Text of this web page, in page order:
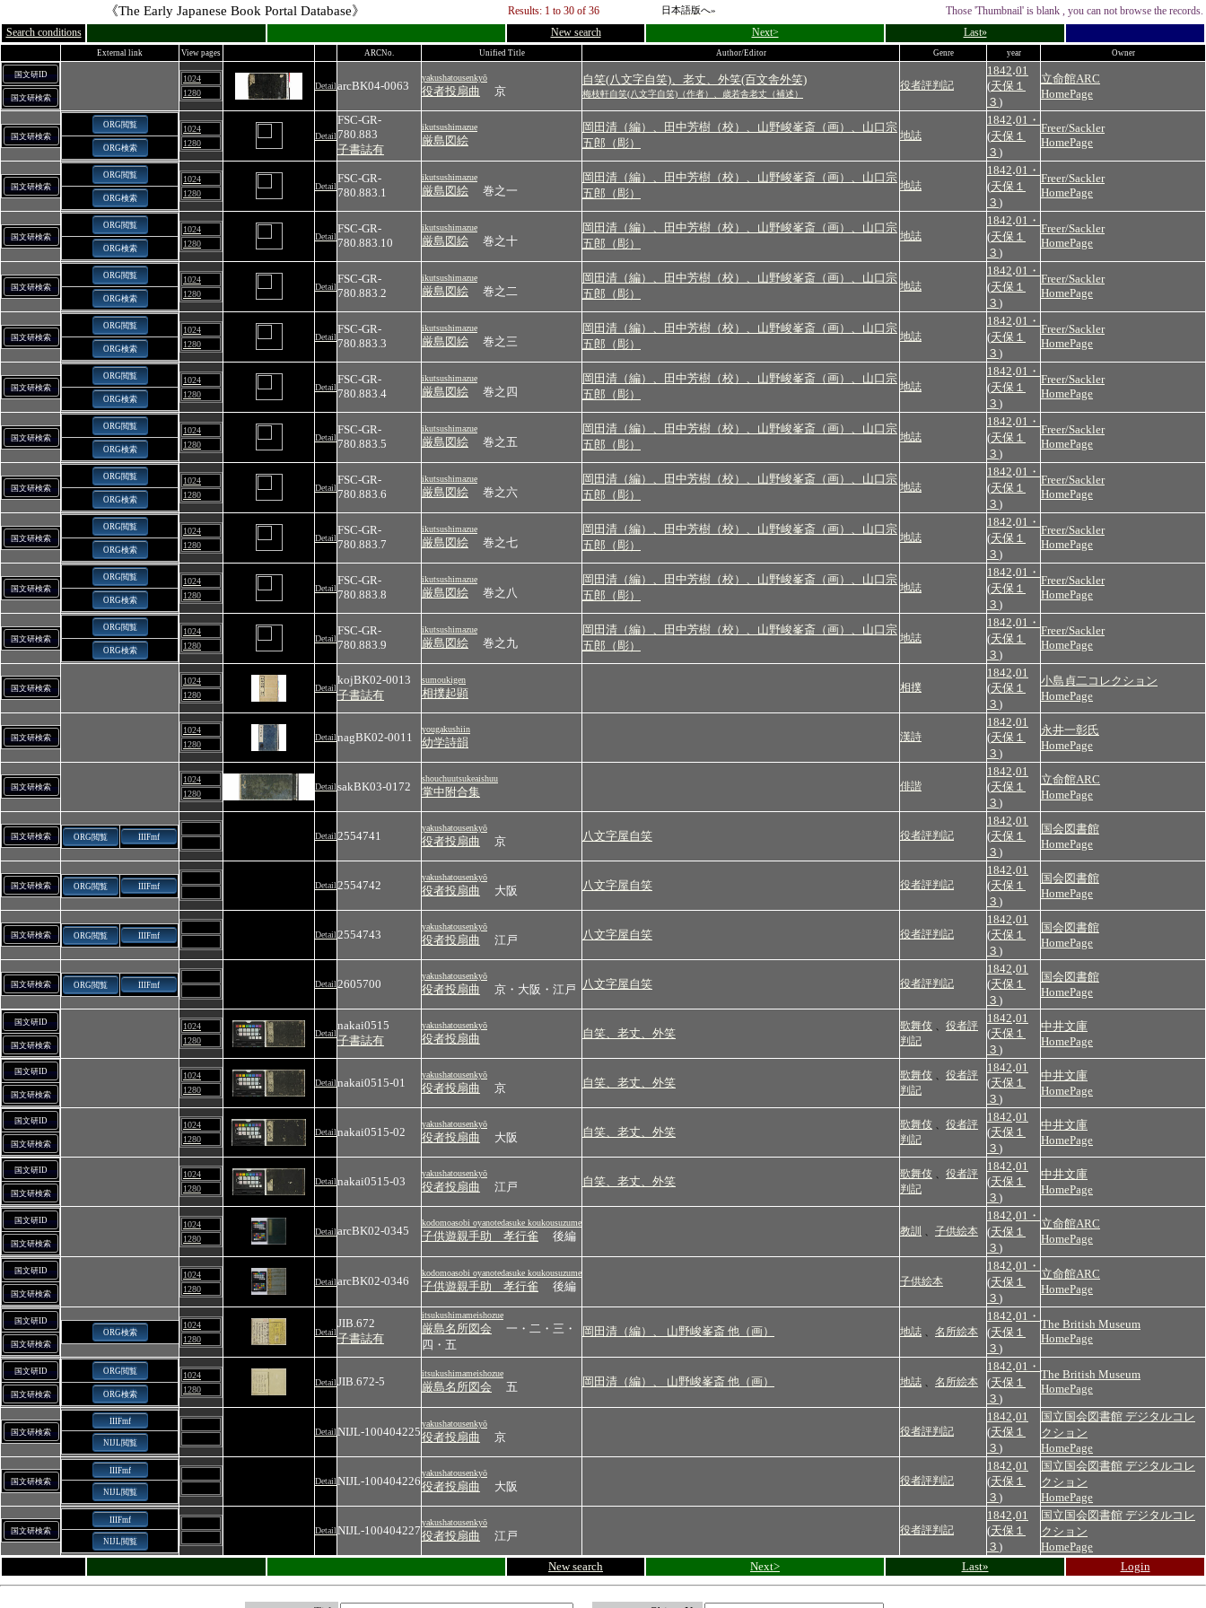
《The Early Japanese Book Portal Database》 Results: 1 to 30 of 36 日本語版へ»
Those 'Thumbnail' is blank , you can not browse the records.
Search conditions
New search Next> Last»
External link View pages ARCNo. Unified Title Author/Editor Genre year Owner
国文研ID
国文研検索
1024
1280
DetailarcBK04-0063
yakushatousenkyō
役者投扇曲 京
自笑(八文字自笑)、老丈、外笑(百文舎外笑)
梅枝軒自笑(八文字自笑)（作者）、歳若舎老丈（補述）
役者評判記
1842.01
(天保１
３ )
立命館ARC
HomePage
国文研検索
ORG閲覧
ORG検索
1024
1280
Detail
FSC-GR-
780.883
子書誌有
ikutsushimazue
厳島図絵
岡田清（編）、田中芳樹（校）、山野峻峯斎（画）、山口宗
五郎（彫）
地誌
1842.01・
(天保１
３ )
Freer/Sackler
HomePage
国文研検索
ORG閲覧
ORG検索
1024
1280
Detail
FSC-GR-
780.883.1
ikutsushimazue
厳島図絵 巻之一
岡田清（編）、田中芳樹（校）、山野峻峯斎（画）、山口宗
五郎（彫）
地誌
1842.01・
(天保１
３ )
Freer/Sackler
HomePage
国文研検索
ORG閲覧
ORG検索
1024
1280
Detail
FSC-GR-
780.883.10
ikutsushimazue
厳島図絵 巻之十
岡田清（編）、田中芳樹（校）、山野峻峯斎（画）、山口宗
五郎（彫）
地誌
1842.01・
(天保１
３ )
Freer/Sackler
HomePage
国文研検索
ORG閲覧
ORG検索
1024
1280
Detail
FSC-GR-
780.883.2
ikutsushimazue
厳島図絵 巻之二
岡田清（編）、田中芳樹（校）、山野峻峯斎（画）、山口宗
五郎（彫）
地誌
1842.01・
(天保１
３ )
Freer/Sackler
HomePage
国文研検索
ORG閲覧
ORG検索
1024
1280
Detail
FSC-GR-
780.883.3
ikutsushimazue
厳島図絵 巻之三
岡田清（編）、田中芳樹（校）、山野峻峯斎（画）、山口宗
五郎（彫）
地誌
1842.01・
(天保１
３ )
Freer/Sackler
HomePage
国文研検索
ORG閲覧
ORG検索
1024
1280
Detail
FSC-GR-
780.883.4
ikutsushimazue
厳島図絵 巻之四
岡田清（編）、田中芳樹（校）、山野峻峯斎（画）、山口宗
五郎（彫）
地誌
1842.01・
(天保１
３ )
Freer/Sackler
HomePage
国文研検索
ORG閲覧
ORG検索
1024
1280
Detail
FSC-GR-
780.883.5
ikutsushimazue
厳島図絵 巻之五
岡田清（編）、田中芳樹（校）、山野峻峯斎（画）、山口宗
五郎（彫）
地誌
1842.01・
(天保１
３ )
Freer/Sackler
HomePage
国文研検索
ORG閲覧
ORG検索
1024
1280
Detail
FSC-GR-
780.883.6
ikutsushimazue
厳島図絵 巻之六
岡田清（編）、田中芳樹（校）、山野峻峯斎（画）、山口宗
五郎（彫）
地誌
1842.01・
(天保１
３ )
Freer/Sackler
HomePage
国文研検索
ORG閲覧
ORG検索
1024
1280
Detail
FSC-GR-
780.883.7
ikutsushimazue
厳島図絵 巻之七
岡田清（編）、田中芳樹（校）、山野峻峯斎（画）、山口宗
五郎（彫）
地誌
1842.01・
(天保１
３ )
Freer/Sackler
HomePage
国文研検索
ORG閲覧
ORG検索
1024
1280
Detail
FSC-GR-
780.883.8
ikutsushimazue
厳島図絵 巻之八
岡田清（編）、田中芳樹（校）、山野峻峯斎（画）、山口宗
五郎（彫）
地誌
1842.01・
(天保１
３ )
Freer/Sackler
HomePage
国文研検索
ORG閲覧
ORG検索
1024
1280
Detail
FSC-GR-
780.883.9
ikutsushimazue
厳島図絵 巻之九
岡田清（編）、田中芳樹（校）、山野峻峯斎（画）、山口宗
五郎（彫）
地誌
1842.01・
(天保１
３ )
Freer/Sackler
HomePage
国文研検索
1024
1280
Detail
kojBK02-0013
子書誌有
sumoukigen
相撲起顕 相撲
1842.01
(天保１
３ )
小島貞二コレクション
HomePage
国文研検索
1024
1280
DetailnagBK02-0011
yougakushiin
幼学詩韻 漢詩
1842.01
(天保１
３ )
永井一彰氏
HomePage
国文研検索
1024
1280
DetailsakBK03-0172
shouchuutsukeaishuu
掌中附合集 俳諧
1842.01
(天保１
３ )
立命館ARC
HomePage
国文研検索 ORG閲覧 IIIFmf Detail2554741
yakushatousenkyō
役者投扇曲 京 八文字屋自笑 役者評判記
1842.01
(天保１
３ )
国会図書館
HomePage
国文研検索 ORG閲覧 IIIFmf Detail2554742
yakushatousenkyō
役者投扇曲 大阪 八文字屋自笑 役者評判記
1842.01
(天保１
３ )
国会図書館
HomePage
国文研検索 ORG閲覧 IIIFmf Detail2554743
yakushatousenkyō
役者投扇曲 江戸 八文字屋自笑 役者評判記
1842.01
(天保１
３ )
国会図書館
HomePage
国文研検索 ORG閲覧 IIIFmf Detail2605700
yakushatousenkyō
役者投扇曲 京・大阪・江戸 八文字屋自笑 役者評判記
1842.01
(天保１
３ )
国会図書館
HomePage
国文研ID
国文研検索
1024
1280
Detail
nakai0515
子書誌有
yakushatousenkyō
役者投扇曲 自笑、老丈、外笑
歌舞伎 、 役者評
判記
1842.01
(天保１
３ )
中井文庫
HomePage
国文研ID
国文研検索
1024
1280
Detailnakai0515-01
yakushatousenkyō
役者投扇曲 京 自笑、老丈、外笑
歌舞伎 、 役者評
判記
1842.01
(天保１
３ )
中井文庫
HomePage
国文研ID
国文研検索
1024
1280
Detailnakai0515-02
yakushatousenkyō
役者投扇曲 大阪 自笑、老丈、外笑
歌舞伎 、 役者評
判記
1842.01
(天保１
３ )
中井文庫
HomePage
国文研ID
国文研検索
1024
1280
Detailnakai0515-03
yakushatousenkyō
役者投扇曲 江戸 自笑、老丈、外笑
歌舞伎 、 役者評
判記
1842.01
(天保１
３ )
中井文庫
HomePage
国文研ID
国文研検索
1024
1280
DetailarcBK02-0345
kodomoasobi oyanotedasuke koukousuzume
子供遊親手助 孝行雀 後編 教訓 、 子供絵本
1842.01・
(天保１
３ )
立命館ARC
HomePage
国文研ID
国文研検索
1024
1280
DetailarcBK02-0346
kodomoasobi oyanotedasuke koukousuzume
子供遊親手助 孝行雀 後編 子供絵本
1842.01・
(天保１
３ )
立命館ARC
HomePage
国文研ID
国文研検索
ORG検索
1024
1280
Detail
JIB.672
子書誌有
itsukushimameishozue
厳島名所図会
一・二・三・
四・五
岡田清（編）、 山野峻峯斎 他（画） 地誌 、 名所絵本
1842.01・
(天保１
３ )
The British Museum
HomePage
国文研ID
国文研検索
ORG閲覧
ORG検索
1024
1280
DetailJIB.672-5
itsukushimameishozue
厳島名所図会 五 岡田清（編）、 山野峻峯斎 他（画） 地誌 、 名所絵本
1842.01・
(天保１
３ )
The British Museum
HomePage
国文研検索
IIIFmf
NIJL閲覧
DetailNIJL-100404225
yakushatousenkyō
役者投扇曲 京 役者評判記
1842.01
(天保１
３ )
国立国会図書館 デジタルコレ
クション
HomePage
国文研検索
IIIFmf
NIJL閲覧
DetailNIJL-100404226
yakushatousenkyō
役者投扇曲 大阪 役者評判記
1842.01
(天保１
３ )
国立国会図書館 デジタルコレ
クション
HomePage
国文研検索
IIIFmf
NIJL閲覧
DetailNIJL-100404227
yakushatousenkyō
役者投扇曲 江戸 役者評判記
1842.01
(天保１
３ )
国立国会図書館 デジタルコレ
クション
HomePage
New search
Next> Last» Login